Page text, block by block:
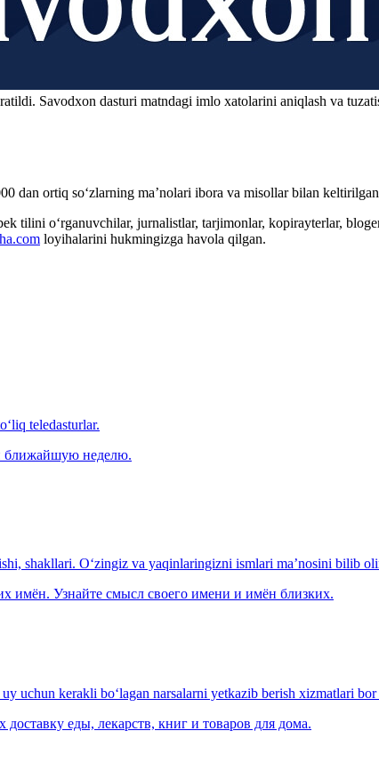
Savodxon dasturi matndagi imlo xatolarini aniqlash va
dan ortiq so‘zlarning ma’nolari ibora va misollar bilan
tilini o‘rganuvchilar, jurnalistlar, tarjimonlar, kopirayterlar,
loyihalarini hukmingizga havola qilgan.
teledasturlar.
ближайшую неделю.
shakllari. O‘zingiz va yaqinlaringizni ismlari ma’nosini bilib
имён. Узнайте смысл своего имени и имён близких.
uchun kerakli bo‘lagan narsalarni yetkazib berish xizmatlari bor
еды, лекарств, книг и товаров для дома.